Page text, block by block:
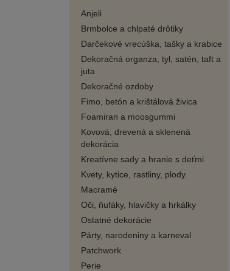
Anjeli
Brmbolce a chlpaté drôtiky
Darčekové vrecúška, tašky a krabice
Dekoračná organza, tyl, satén, taft a
juta
Dekoračné ozdoby
Fimo, betón a krištálová živica
Foamiran a moosgummi
Kovová, drevená a sklenená
dekorácia
Kreatívne sady a hranie s deťmi
Kvety, kytice, rastliny, plody
Macramé
Oči, ňufáky, hlavičky a hrkálky
Ostatné dekorácie
Párty, narodeniny a karneval
Patchwork
Perie